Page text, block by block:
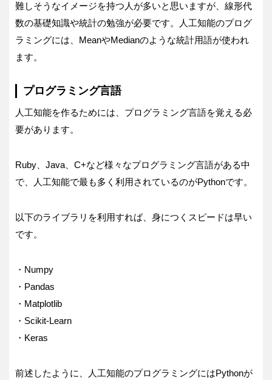
難しそうなイメージを持つ人が多いと思いますが、線形代
数の基礎知識や統計の勉強が必要です。人工知能のプログ
ラミングには、MeanやMedianのような統計用語が使われ
ます。
プログラミング言語
人工知能を作るためには、プログラミング言語を覚える必
要があります。
Ruby、Java、C+など様々なプログラミング言語がある中
で、人工知能で最も多く利用されているのがPythonです。
以下のライブラリを利用すれば、身につくスピードは早い
です。
・Numpy
・Pandas
・Matplotlib
・Scikit-Learn
・Keras
前述したように、人工知能のプログラミングにはPythonが